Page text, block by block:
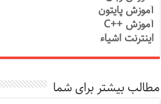
آموزش پایتون
آموزش ++C
اینترنت اشیاء
مطالب بیشتر برای شما